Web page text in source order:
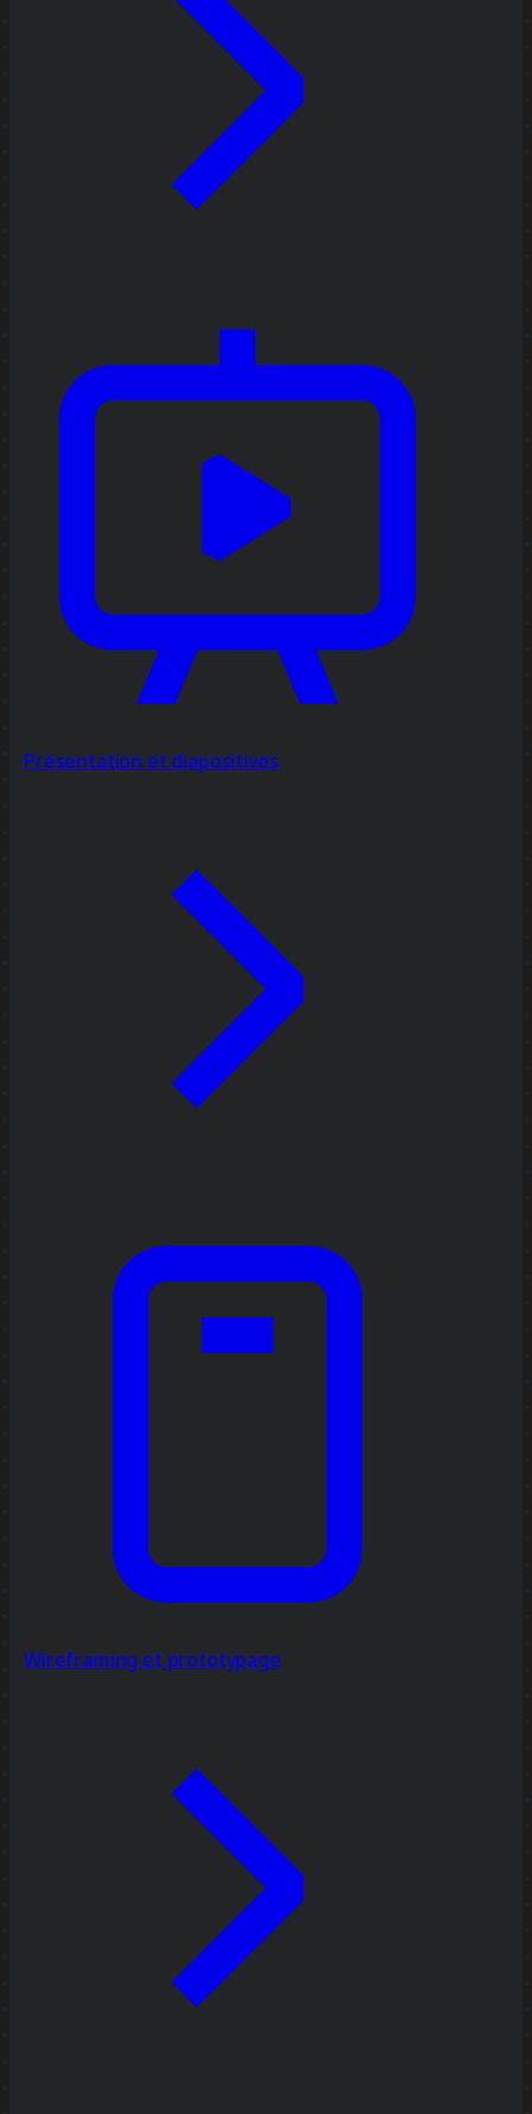
Présentation et diapositives
Wireframing et prototypage